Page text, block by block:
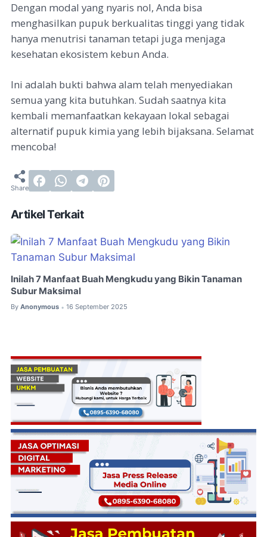
Dengan modal yang nyaris nol, Anda bisa
menghasilkan pupuk berkualitas tinggi yang tidak
hanya menutrisi tanaman tetapi juga menjaga
kesehatan ekosistem kebun Anda.
Ini adalah bukti bahwa alam telah menyediakan
semua yang kita butuhkan. Sudah saatnya kita
kembali memanfaatkan kekayaan lokal sebagai
alternatif pupuk kimia yang lebih bijaksana. Selamat
mencoba!
Artikel Terkait
Inilah 7 Manfaat Buah Mengkudu yang Bikin Tanaman
Subur Maksimal
By Anonymous • 16 September 2025